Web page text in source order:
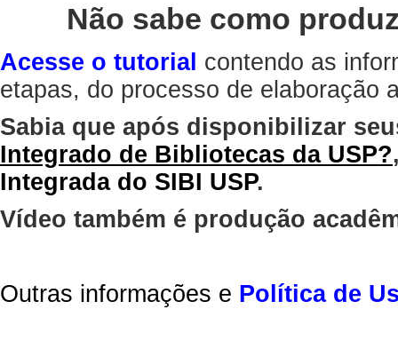
Não sabe como
Acesse o tutorial contendo as
etapas, do processo de elaboração
Sabia que após disponibilizar
Integrado de Bibliotecas da USP?
Integrada do SIBI USP.
Vídeo também é produção
Outras informações e Política de